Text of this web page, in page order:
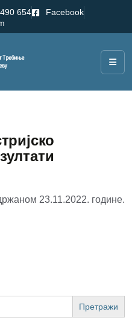
654
Facebook
23.11.2022. године.